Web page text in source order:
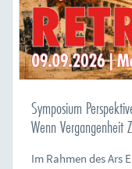
Symposium
Wenn Vergangenheit
Im Rahmen des Ars